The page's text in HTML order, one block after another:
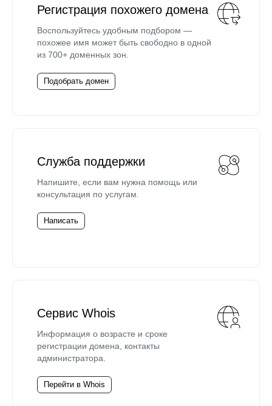
Регистрация похожего домена
Воспользуйтесь удобным подбором —
похожее имя может быть свободно в одной
из 700+ доменных зон.
Подобрать домен
Служба поддержки
Напишите, если вам нужна помощь или
консультация по услугам.
Написать
Сервис Whois
Информация о возрасте и сроке
регистрации домена, контакты
администратора.
Перейти в Whois